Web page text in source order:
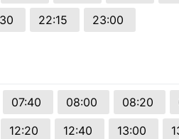
22:15 23:00
07:40 08:00 08:20
12:20 12:40 13:00